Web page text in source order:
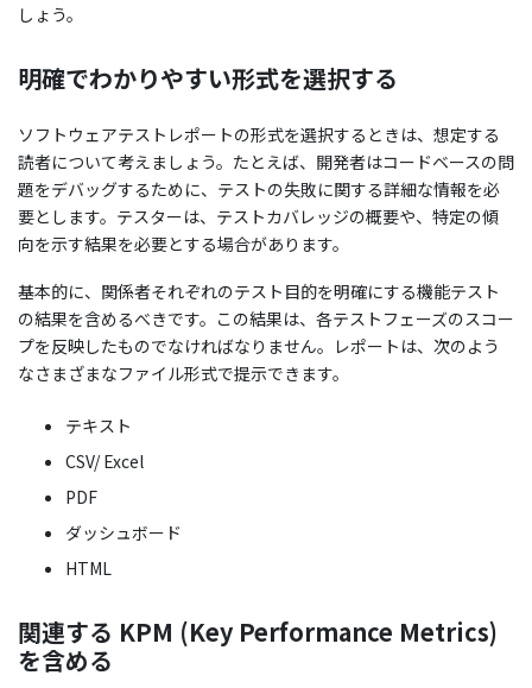
しょう。
明確でわかりやすい形式を選択する
ソフトウェアテストレポートの形式を選択するときは、想定する
読者について考えましょう。たとえば、開発者はコードベースの問
題をデバッグするために、テストの失敗に関する詳細な情報を必
要とします。テスターは、テストカバレッジの概要や、特定の傾
向を示す結果を必要とする場合があります。
基本的に、関係者それぞれのテスト目的を明確にする機能テスト
の結果を含めるべきです。この結果は、各テストフェーズのスコー
プを反映したものでなければなりません。レポートは、次のよう
なさまざまなファイル形式で提示できます。
テキスト
CSV/ Excel
PDF
ダッシュボード
HTML
関連する KPM (Key Performance Metrics)
を含める